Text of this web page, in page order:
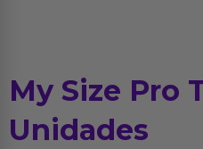
My Size Pro
Unidades